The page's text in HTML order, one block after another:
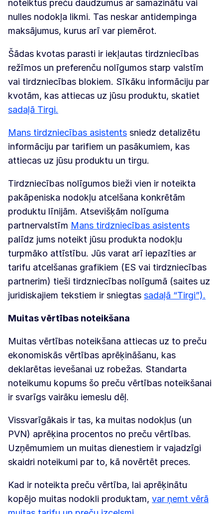
noteiktus preču daudzumus ar samazinātu vai
nulles nodokļa likmi. Tas neskar antidempinga
maksājumus, kurus arī var piemērot.
Šādas kvotas parasti ir iekļautas tirdzniecības
režīmos un preferenču nolīgumos starp valstīm
vai tirdzniecības blokiem. Sīkāku informāciju par
kvotām, kas attiecas uz jūsu produktu, skatiet
sadaļā Tirgi.
Mans tirdzniecības asistents sniedz detalizētu
informāciju par tarifiem un pasākumiem, kas
attiecas uz jūsu produktu un tirgu.
Tirdzniecības nolīgumos bieži vien ir noteikta
pakāpeniska nodokļu atcelšana konkrētām
produktu līnijām. Atsevišķām nolīguma
partnervalstīm Mans tirdzniecības asistents
palīdz jums noteikt jūsu produkta nodokļu
turpmāko attīstību. Jūs varat arī iepazīties ar
tarifu atcelšanas grafikiem (ES vai tirdzniecības
partnerim) tieši tirdzniecības nolīgumā (saites uz
juridiskajiem tekstiem ir sniegtas sadaļā “Tirgi”).
Muitas vērtības noteikšana
Muitas vērtības noteikšana attiecas uz to preču
ekonomiskās vērtības aprēķināšanu, kas
deklarētas ievešanai uz robežas. Standarta
noteikumu kopums šo preču vērtības noteikšanai
ir svarīgs vairāku iemeslu dēļ.
Vissvarīgākais ir tas, ka muitas nodokļus (un
PVN) aprēķina procentos no preču vērtības.
Uzņēmumiem un muitas dienestiem ir vajadzīgi
skaidri noteikumi par to, kā novērtēt preces.
Kad ir noteikta preču vērtība, lai aprēķinātu
kopējo muitas nodokli produktam, var ņemt vērā